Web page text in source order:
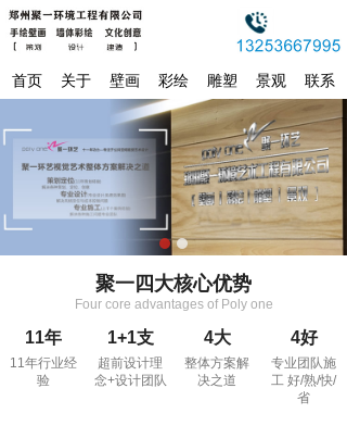
首页 关于 壁画 彩绘 雕塑 景观 联系
聚一四大核心优势
Four core advantages of Poly one
11年
11年行业经
验
1+1支
超前设计理
念+设计团队
4大
整体方案解
决之道
4好
专业团队施
工 好/熟/快/
省